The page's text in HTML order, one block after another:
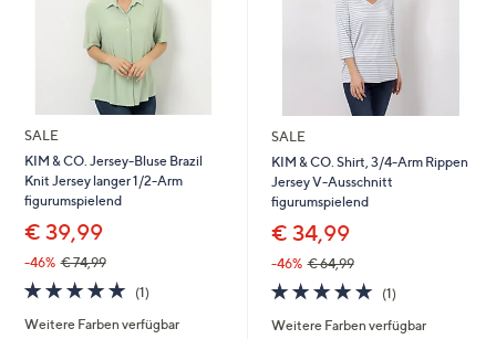
SALE
KIM & CO. Jersey-Bluse Brazil
Knit Jersey langer 1/2-Arm
figurumspielend
€ 39,99
-46% € 74,99
5.0
von
5
(1)1
Weitere Farben verfügbar
SALE
KIM & CO. Shirt, 3/4-Arm Rippen
Jersey V-Ausschnitt
figurumspielend
€ 34,99
-46% € 64,99
5.0
von
5
(1)1
Weitere Farben verfügbar